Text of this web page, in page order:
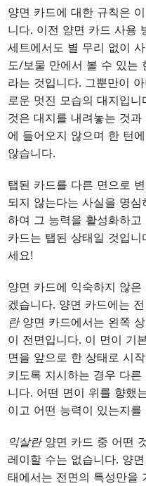
양면 카드에 대한 규칙은
니다. 이전 양면 카드 사용
세트에서도 별 무리 없이
도/보물 만에서 볼 수 있는
라는 것입니다. 그뿐만이
로운 멋진 모습의 대지입
것은 대지를 내려놓는 것
에 들어오지 않으며 한 턴
않습니다.
탭된 카드를 다른 면으로
되지 않는다는 사실을 명
하여 그 능력을 활성화하
카드는 탭된 상태일 것입
세요!
양면 카드에 익숙하지 않
겠습니다. 양면 카드에는
란양면 카드에서는 왼쪽
이 전면입니다. 이 면이 기
면을 앞으로 한 상태로 시
키도록 지시하는 경우 다
니다. 어떤 면이 위를 향했
이고 어떤 능력이 있는지
익살란양면 카드 중 어떤
레이할 수는 없습니다. 양
태에서는 전면의 특성만을